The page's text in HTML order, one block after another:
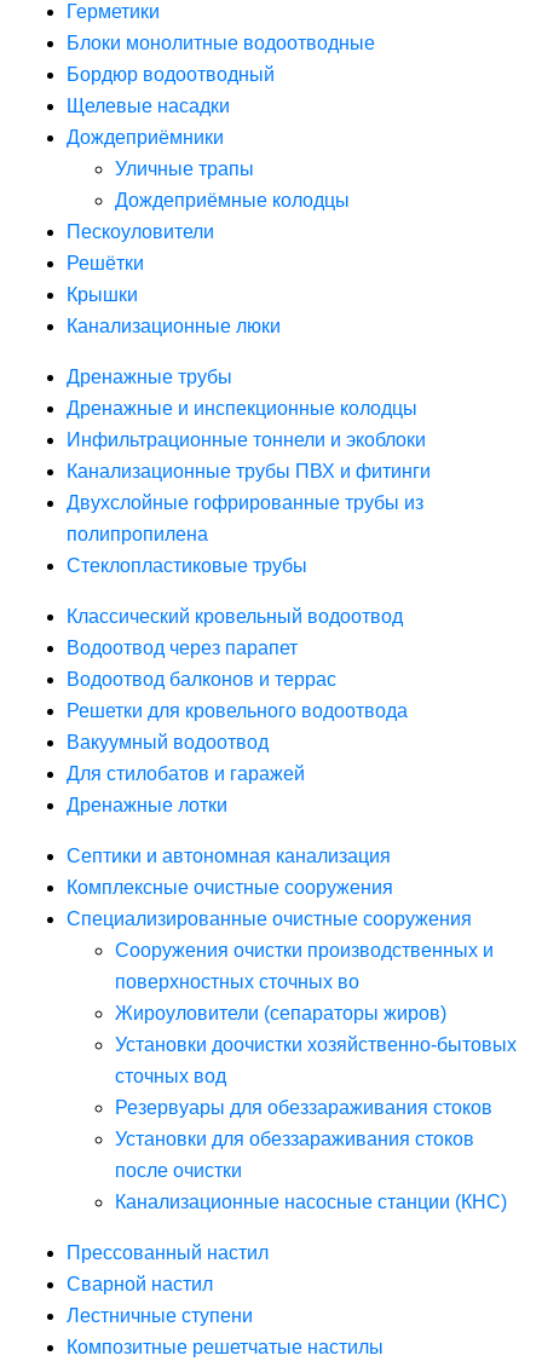
Герметики
Блоки монолитные водоотводные
Бордюр водоотводный
Щелевые насадки
Дождеприёмники
Уличные трапы
Дождеприёмные колодцы
Пескоуловители
Решётки
Крышки
Канализационные люки
Дренажные трубы
Дренажные и инспекционные колодцы
Инфильтрационные тоннели и экоблоки
Канализационные трубы ПВХ и фитинги
Двухслойные гофрированные трубы из
полипропилена
Стеклопластиковые трубы
Классический кровельный водоотвод
Водоотвод через парапет
Водоотвод балконов и террас
Решетки для кровельного водоотвода
Вакуумный водоотвод
Для стилобатов и гаражей
Дренажные лотки
Септики и автономная канализация
Комплексные очистные сооружения
Специализированные очистные сооружения
Сооружения очистки производственных и
поверхностных сточных во
Жироуловители (сепараторы жиров)
Установки доочистки хозяйственно-бытовых
сточных вод
Резервуары для обеззараживания стоков
Установки для обеззараживания стоков
после очистки
Канализационные насосные станции (КНС)
Прессованный настил
Сварной настил
Лестничные ступени
Композитные решетчатые настилы